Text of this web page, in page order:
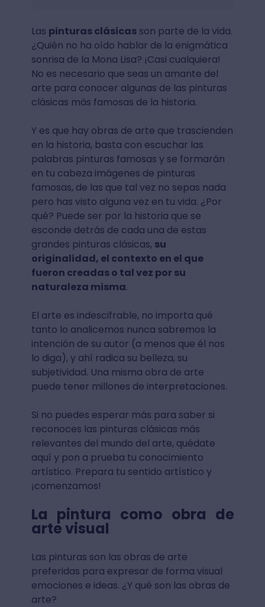
Las pinturas clásicasson parte de la vida.
¿Quién no ha oído hablar de la enigmática
sonrisa de la Mona Lisa? ¡Casi cualquiera!
No es necesario que seas un amante del
arte para conocer algunas de las pinturas
clásicas más famosas de la historia.
Y es que hay obras de arte que trascienden
en la historia, basta con escuchar las
palabras pinturas famosas y se formarán
en tu cabeza imágenes de pinturas
famosas, de las que tal vez no sepas nada
pero has visto alguna vez en tu vida. ¿Por
qué? Puede ser por la historia que se
esconde detrás de cada una de estas
grandes pinturas clásicas, su
originalidad, el contexto en el que
fueron creadas o tal vez por su
naturaleza misma.
El arte es indescifrable, no importa qué
tanto lo analicemos nunca sabremos la
intención de su autor (a menos que él nos
lo diga), y ahí radica su belleza, su
subjetividad. Una misma obra de arte
puede tener millones de interpretaciones.
Si no puedes esperar más para saber si
reconoces las pinturas clásicas más
relevantes del mundo del arte, quédate
aquí y pon a prueba tu conocimiento
artístico. Prepara tu sentido artístico y
¡comenzamos!
La pintura como obra de
arte visual
Las pinturas son las obras de arte
preferidas para expresar de forma visual
emociones e ideas. ¿Y qué son las obras de
arte?